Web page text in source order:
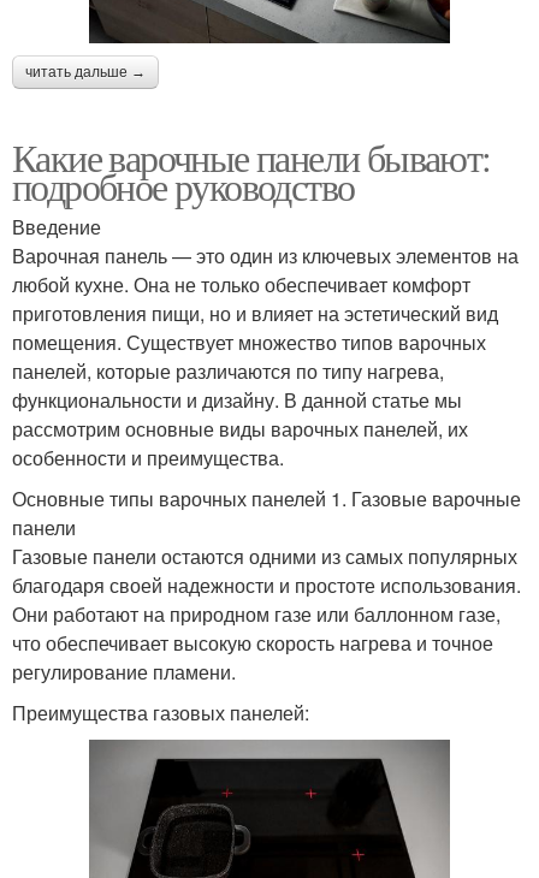
читать дальше →
Какие варочные панели бывают:
подробное руководство
Введение
Варочная панель — это один из ключевых элементов на
любой кухне. Она не только обеспечивает комфорт
приготовления пищи, но и влияет на эстетический вид
помещения. Существует множество типов варочных
панелей, которые различаются по типу нагрева,
функциональности и дизайну. В данной статье мы
рассмотрим основные виды варочных панелей, их
особенности и преимущества.
Основные типы варочных панелей 1. Газовые варочные
панели
Газовые панели остаются одними из самых популярных
благодаря своей надежности и простоте использования.
Они работают на природном газе или баллонном газе,
что обеспечивает высокую скорость нагрева и точное
регулирование пламени.
Преимущества газовых панелей: